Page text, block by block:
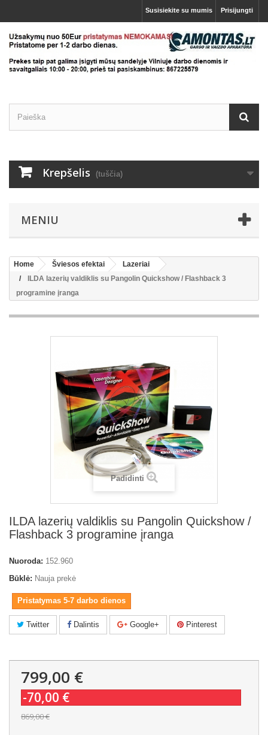
Prisijungti
Susisiekite su mumis
Krepšelis (tuščia)
MENIU
Home Šviesos efektai
Lazeriai
ILDA lazerių valdiklis su Pangolin Quickshow / Flashback 3
programine įranga
Padidinti
ILDA lazerių valdiklis su Pangolin Quickshow /
Flashback 3 programine įranga
Nuoroda: 152.960
Būklė: Nauja prekė
Pristatymas 5-7 darbo dienos
Twitter Dalintis Google+ Pinterest
799,00 €
-70,00 €
869,00 €